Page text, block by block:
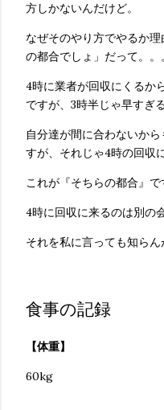
方しかないんだけど。
なぜそのやり方でやるか
の都合でしょ」だって。。。
4時に業者が回収にくるか
ですが、3時半じゃ早すぎ
自分達が間に合わないか
すが、それじゃ4時の回収
これが『そちらの都合』で
4時に回収に来るのは別の
それを私に言っても知らん
食事の記録
【体重】
60kg